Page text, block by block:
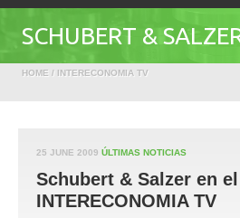
SCHUBERT &
HOME / INTERECONOMIA TV
25 JUNE 2009 ÚLTIMAS NOTICIAS
Schubert & Salzer en
INTERECONOMIA TV